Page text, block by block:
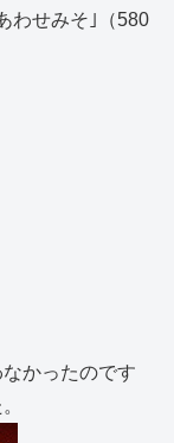
わせみそ｣（580
かったのです